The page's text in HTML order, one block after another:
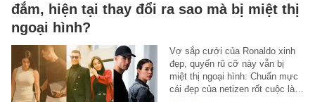
đắm, hiện tại thay đổi ra sao mà bị miệt thị
ngoại hình?
Vợ sắp cưới của Ronaldo xinh
đẹp, quyến rũ cỡ này vẫn bị
miệt thị ngoại hình: Chuẩn mực
cái đẹp của netizen rốt cuộc là…